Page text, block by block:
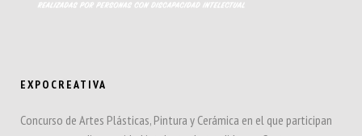
EXPOCREATIVA
Concurso de Artes Plásticas, Pintura y Cerámica en el que participan